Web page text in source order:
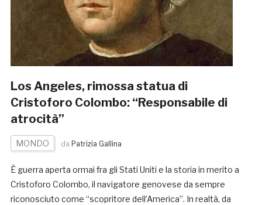
Los Angeles, rimossa statua di
Cristoforo Colombo: “Responsabile di
atrocità”
MONDO da Patrizia Gallina
È guerra aperta ormai fra gli Stati Uniti e la storia in merito a
Cristoforo Colombo, il navigatore genovese da sempre
riconosciuto come “scopritore dell’America”. In realtà, da